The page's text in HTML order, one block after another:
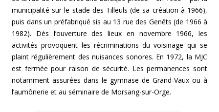
municipalité sur le stade des Tilleuls (de sa création à 1966),
puis dans un préfabriqué sis au 13 rue des Genêts (de 1966 à
1982). Dès l’ouverture des lieux en novembre 1966, les
activités provoquent les récriminations du voisinage qui se
plaint régulièrement des nuisances sonores. En 1972, la MJC
est fermée pour raison de sécurité. Les permanences sont
notamment assurées dans le gymnase de Grand-Vaux ou à
l’aumônerie et au séminaire de Morsang-sur-Orge.